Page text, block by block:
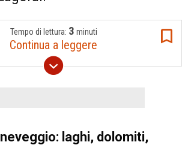
Tempo di lettura: 3 minuti
Continua a leggere
laghi, dolomiti,